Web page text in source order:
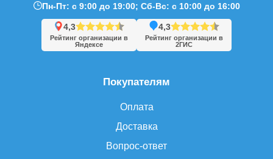
Покупателям
Оплата
Доставка
Вопрос-ответ
Пн-Пт: с 9:00 до 19:00; Сб-Вс: с 10:00 до 16:00
4,3
Рейтинг организации в
Яндексе
4,3
Рейтинг организации в
2ГИС